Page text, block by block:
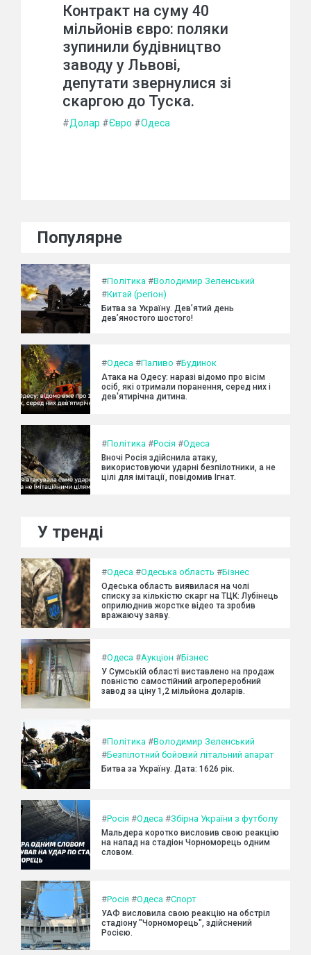
Контракт на суму 40
мільйонів євро: поляки
зупинили будівництво
заводу у Львові,
депутати звернулися зі
скаргою до Туска.
#Долар #Євро #Одеса
Популярне
#Політика #Володимир Зеленський
#Китай (регіон)
Битва за Україну. Дев’ятий день
дев’яностого шостого!
#Одеса #Паливо #Будинок
Атака на Одесу: наразі відомо про вісім
осіб, які отримали поранення, серед них і
дев'ятирічна дитина.
#Політика #Росія #Одеса
Вночі Росія здійснила атаку,
використовуючи ударні безпілотники, а не
цілі для імітації, повідомив Ігнат.
У тренді
#Одеса #Одеська область #Бізнес
Одеська область виявилася на чолі
списку за кількістю скарг на ТЦК: Лубінець
оприлюднив жорстке відео та зробив
вражаючу заяву.
#Одеса #Аукціон #Бізнес
У Сумській області виставлено на продаж
повністю самостійний агропереробний
завод за ціну 1,2 мільйона доларів.
#Політика #Володимир Зеленський
#Безпілотний бойовий літальний апарат
Битва за Україну. Дата: 1626 рік.
#Росія #Одеса #Збірна України з футболу
Мальдера коротко висловив свою реакцію
на напад на стадіон Чорноморець одним
словом.
#Росія #Одеса #Спорт
УАФ висловила свою реакцію на обстріл
стадіону "Чорноморець", здійснений
Росією.